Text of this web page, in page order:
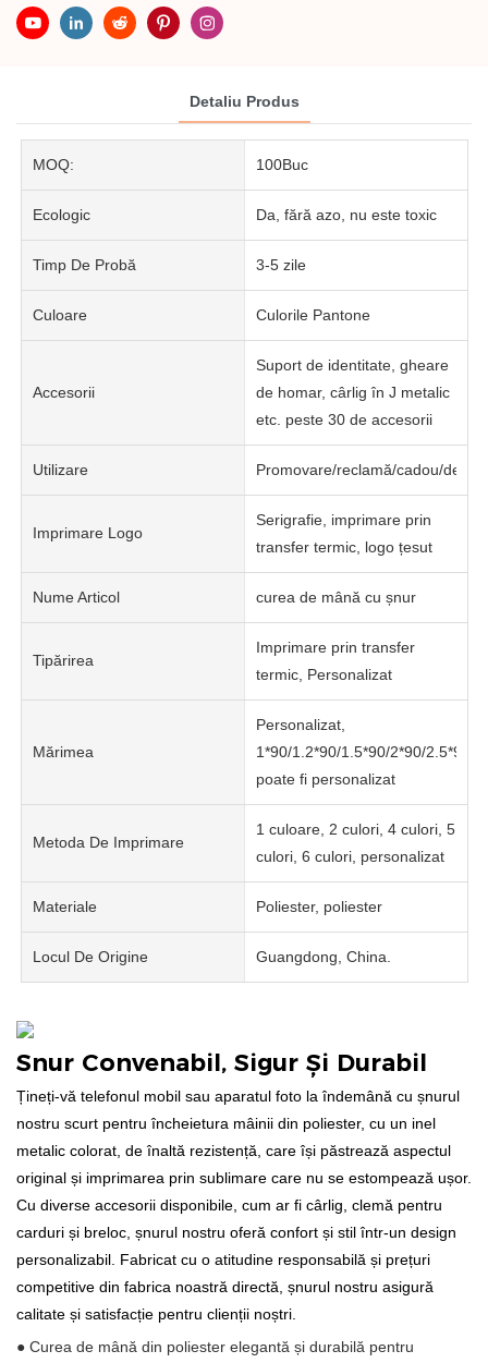
Detaliu Produs
MOQ: 100Buc
Ecologic Da, fără azo, nu este toxic
Timp De Probă 3-5 zile
Culoare Culorile Pantone
Accesorii
Suport de identitate, gheare
de homar, cârlig în J metalic
etc. peste 30 de accesorii
Utilizare Promovare/reclamă/cadou/decor
Imprimare Logo
Serigrafie, imprimare prin
transfer termic, logo țesut
Nume Articol curea de mână cu șnur
Tipărirea
Imprimare prin transfer
termic, Personalizat
Mărimea
Personalizat,
1*90/1.2*90/1.5*90/2*90/
poate fi personalizat
Metoda De Imprimare
1 culoare, 2 culori, 4 culori, 5
culori, 6 culori, personalizat
Materiale Poliester, poliester
Locul De Origine Guangdong, China.
Snur Convenabil, Sigur Și Durabil
Țineți-vă telefonul mobil sau aparatul foto la îndemână cu șnurul
nostru scurt pentru încheietura mâinii din poliester, cu un inel
metalic colorat, de înaltă rezistență, care își păstrează aspectul
original și imprimarea prin sublimare care nu se estompează ușor.
Cu diverse accesorii disponibile, cum ar fi cârlig, clemă pentru
carduri și breloc, șnurul nostru oferă confort și stil într-un design
personalizabil. Fabricat cu o atitudine responsabilă și prețuri
competitive din fabrica noastră directă, șnurul nostru asigură
calitate și satisfacție pentru clienții noștri.
● Curea de mână din poliester elegantă și durabilă pentru